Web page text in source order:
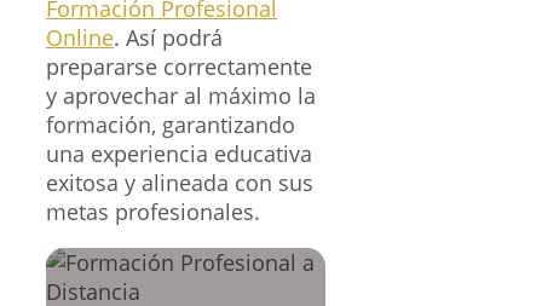
Formación Profesional
Online. Así podrá
prepararse correctamente
y aprovechar al máximo la
formación, garantizando
una experiencia educativa
exitosa y alineada con sus
metas profesionales.